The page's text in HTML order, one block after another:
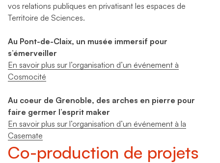
vos relations publiques en privatisant les espaces de
Territoire de Sciences.
Au Pont-de-Claix, un musée immersif pour
s’émerveiller
En savoir plus sur l’organisation d’un événement à
Cosmocité
Au coeur de Grenoble, des arches en pierre pour
faire germer l’esprit maker
En savoir plus sur l’organisation d’un événement à la
Casemate
Co-production de projets